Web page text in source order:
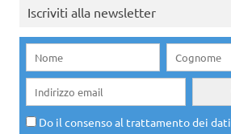
Iscriviti alla newsletter
Do il consenso al trattamento dei dati